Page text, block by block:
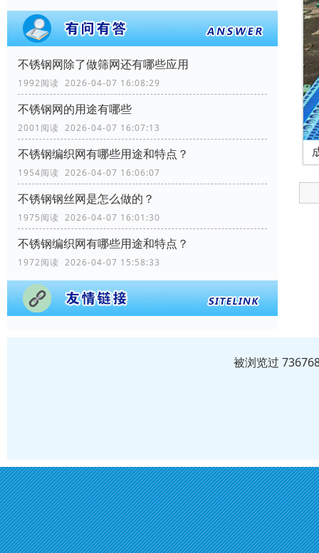
不锈钢网除了做筛网还有哪些应用
1992阅读 2026-04-07 16:08:29
不锈钢网的用途有哪些
2001阅读 2026-04-07 16:07:13
不锈钢编织网有哪些用途和特点？
1954阅读 2026-04-07 16:06:07
不锈钢钢丝网是怎么做的？
1975阅读 2026-04-07 16:01:30
不锈钢编织网有哪些用途和特点？
1972阅读 2026-04-07 15:58:33
被浏览过